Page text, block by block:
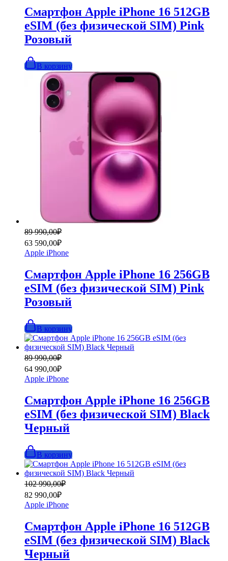
Смартфон Apple iPhone 16 512GB
eSIM (без физической SIM) Pink
Розовый
В корзину
89 990,00₽
Первоначальная
цена
составляла
89
63 590,00₽
Текущая
цена:
63
590,00₽.
Apple iPhone
Смартфон Apple iPhone 16 256GB
eSIM (без физической SIM) Pink
Розовый
В корзину
89 990,00₽
Первоначальная
цена
составляла
89
64 990,00₽
Текущая
цена:
64
990,00₽.
Apple iPhone
Смартфон Apple iPhone 16 256GB
eSIM (без физической SIM) Black
Черный
В корзину
102 990,00₽
Первоначальная
цена
составляла
102
82 990,00₽
Текущая
цена:
82
990,00₽.
Apple iPhone
Смартфон Apple iPhone 16 512GB
eSIM (без физической SIM) Black
Черный